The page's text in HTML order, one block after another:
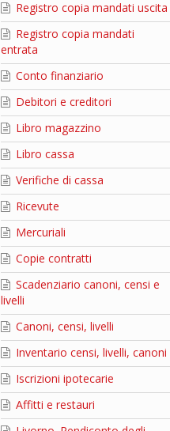
Registro copia mandati uscita
Registro copia mandati
entrata
Conto finanziario
Debitori e creditori
Libro magazzino
Libro cassa
Verifiche di cassa
Ricevute
Mercuriali
Copie contratti
Scadenziario canoni, censi e
livelli
Canoni, censi, livelli
Inventario censi, livelli, canoni
Iscrizioni ipotecarie
Affitti e restauri